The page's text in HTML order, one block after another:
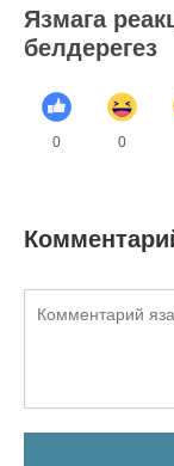
Язмага
белдерегез
0 0